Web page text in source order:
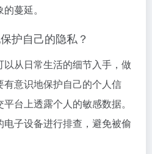
蔓延。
护自己的隐私？
从日常生活的细节入手，做
意识地保护自己的个人信
台上透露个人的敏感数据。
子设备进行排查，避免被偷